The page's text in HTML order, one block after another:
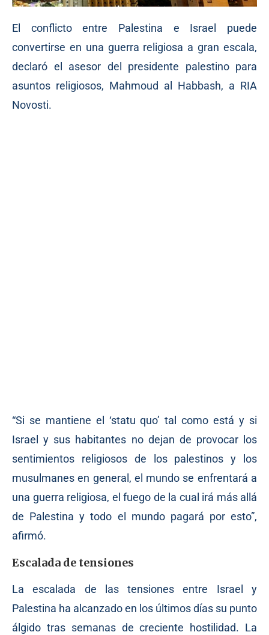
El conflicto entre Palestina e Israel puede
convertirse en una guerra religiosa a gran escala,
declaró el asesor del presidente palestino para
asuntos religiosos, Mahmoud al Habbash, a RIA
Novosti.
“Si se mantiene el ‘statu quo’ tal como está y si
Israel y sus habitantes no dejan de provocar los
sentimientos religiosos de los palestinos y los
musulmanes en general, el mundo se enfrentará a
una guerra religiosa, el fuego de la cual irá más allá
de Palestina y todo el mundo pagará por esto”,
afirmó.
Escalada de tensiones
La escalada de las tensiones entre Israel y
Palestina ha alcanzado en los últimos días su punto
álgido tras semanas de creciente hostilidad. La